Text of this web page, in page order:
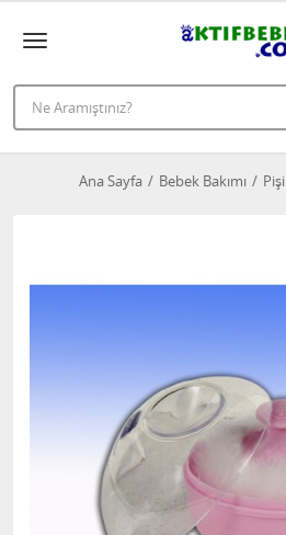
Ana Sayfa Bebek Bakımı